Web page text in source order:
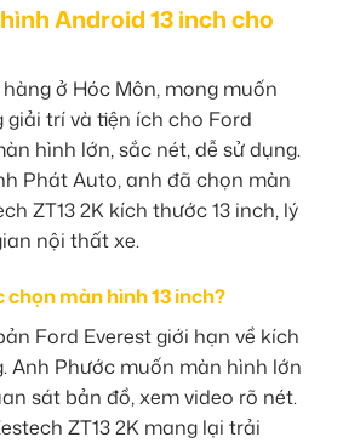
Android 13 inch cho
ở Hóc Môn, mong muốn
trí và tiện ích cho Ford
hình lớn, sắc nét, dễ sử dụng.
Phát Auto, anh đã chọn màn
ZT13 2K kích thước 13 inch, lý
nội thất xe.
màn hình 13 inch?
Ford Everest giới hạn về kích
Anh Phước muốn màn hình lớn
sát bản đồ, xem video rõ nét.
ZT13 2K mang lại trải